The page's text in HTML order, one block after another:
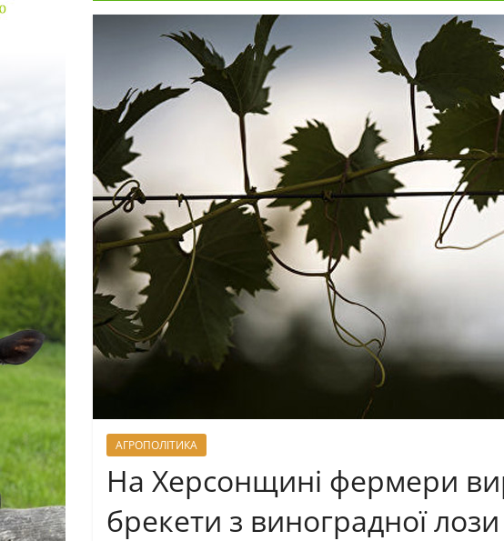
АГРОПОЛІТИКА
На Херсонщині фермери
брекети з виноградної лози